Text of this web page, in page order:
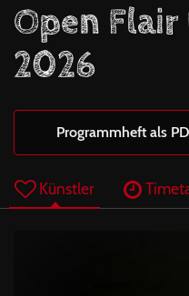
Open Flair
2026
Programmheft als
Künstler